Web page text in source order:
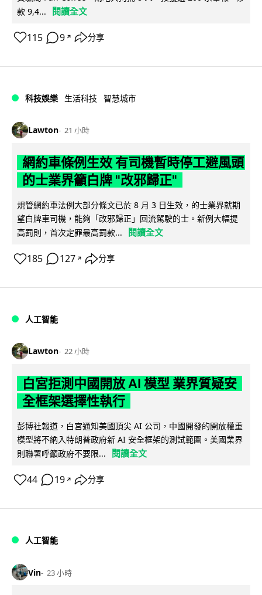
款 9,4...
閱讀全文
115 9 ↗ 分享
科技娛樂 生活科技 智慧城市
Lawton 21 小時
網約車條例生效 有司機暫時停工避風頭
的士業界籲白牌 "改邪歸正"
規管網約車法例大部分條文已於 8 月 3 日生效，的士業界就期
望白牌車司機，能夠「改邪歸正」回流駕駛的士。新例大幅提
高罰則，首次定罪最高罰款...
閱讀全文
185 127 ↗ 分享
人工智能
Lawton 22 小時
白宮拒測中國開放 AI 模型 業界質疑安
全框架選擇性執行
彭博社報道，白宮通知美國頂尖 AI 公司，中國開發的開放權重
模型將不納入特朗普政府新 AI 安全框架的測試範圍。美國業界
則聯署呼籲政府不要限...
閱讀全文
44 19 ↗ 分享
人工智能
Vin 23 小時